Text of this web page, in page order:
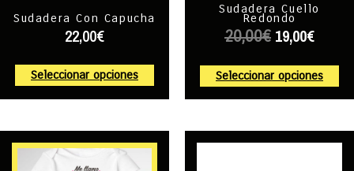
Sudadera Con Capucha
22,00€
Seleccionar opciones
Sudadera Cuello
Redondo
20,00€ 19,00€
Seleccionar opciones